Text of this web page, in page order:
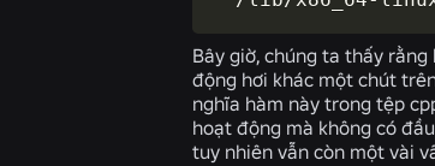
Bây giờ, chúng ta thấy
động hơi khác một chút
nghĩa hàm này trong tệp
hoạt động mà không có
tuy nhiên vẫn còn một vài